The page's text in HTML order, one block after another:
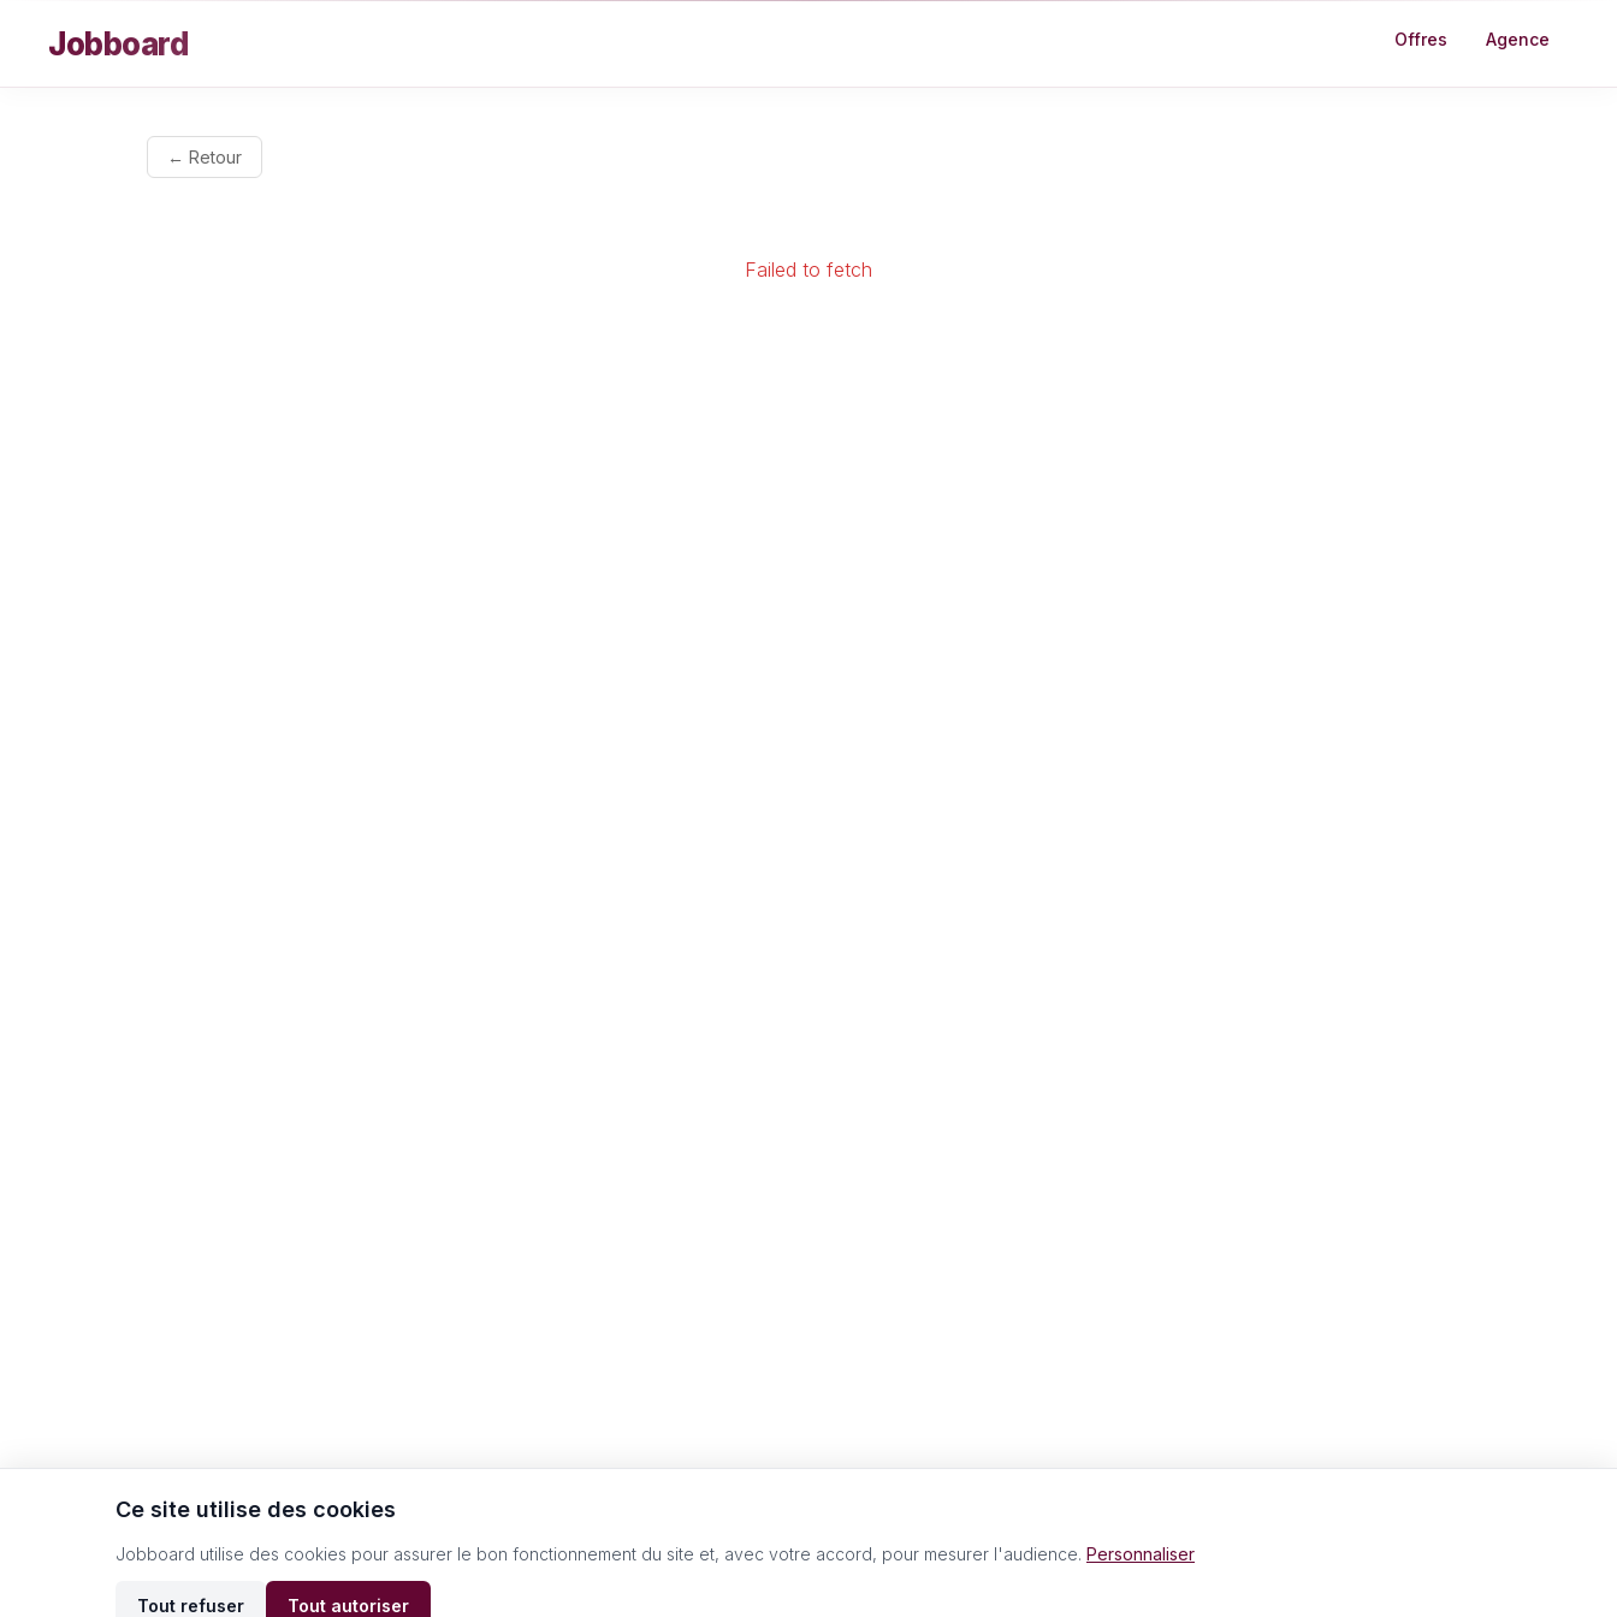
Jobboard Offres Agence
← Retour
Failed to fetch
Ce site utilise des cookies
Jobboard utilise des cookies pour assurer le bon fonctionnement du site et, avec votre accord, pour mesurer l'audience. Personnaliser
Tout refuser Tout autoriser